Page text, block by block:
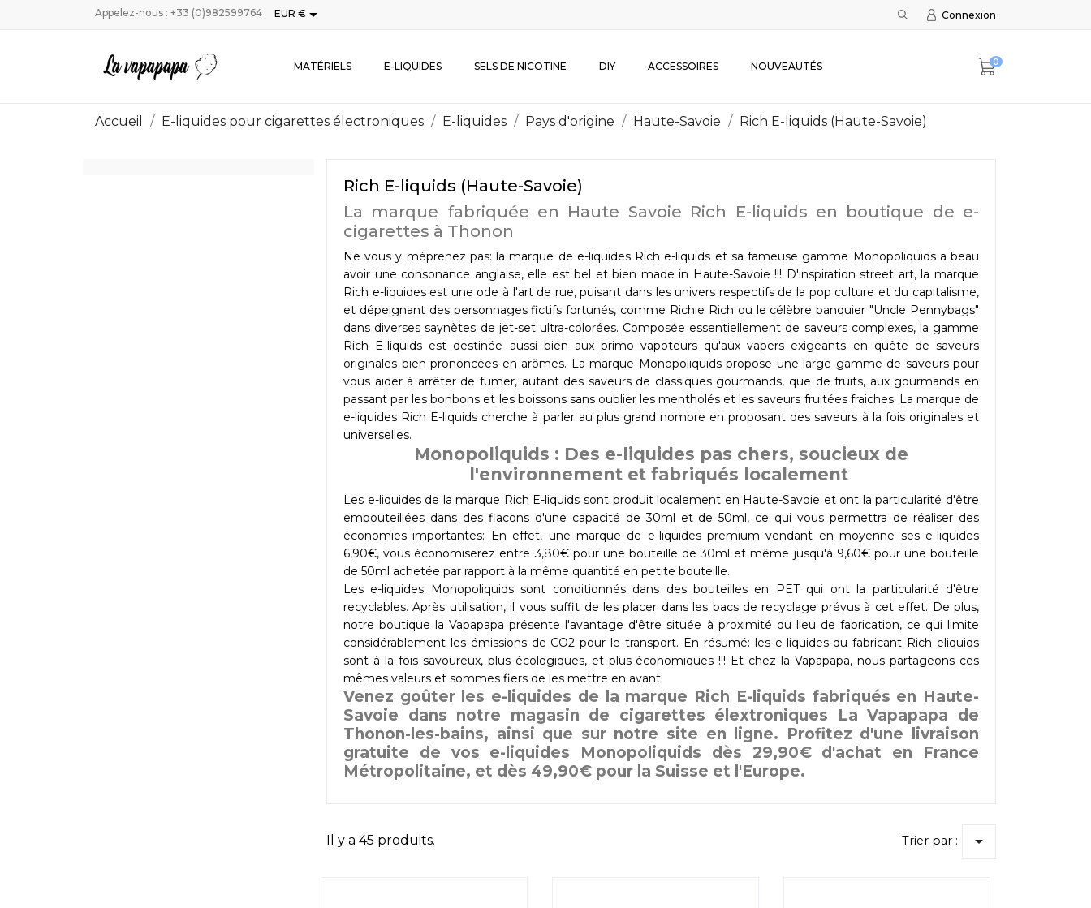
Appelez-nous : +33 (0)982599764 EUR € Connexion
MATÉRIELS E-LIQUIDES SELS DE NICOTINE DIY ACCESSOIRES NOUVEAUTÉS 0
Accueil E-liquides pour cigarettes électroniques E-liquides Pays d'origine Haute-Savoie Rich E-liquids (Haute-Savoie)
Rich E-liquids (Haute-Savoie)
La marque fabriquée en Haute Savoie Rich E-liquids en boutique de e-
cigarettes à Thonon
Ne vous y méprenez pas: la marque de e-liquides Rich e-liquids et sa fameuse gamme Monopoliquids a beau
avoir une consonance anglaise, elle est bel et bien made in Haute-Savoie !!! D'inspiration street art, la marque
Rich e-liquides est une ode à l'art de rue, puisant dans les univers respectifs de la pop culture et du capitalisme,
et dépeignant des personnages fictifs fortunés, comme Richie Rich ou le célèbre banquier "Uncle Pennybags"
dans diverses saynètes de jet-set ultra-colorées. Composée essentiellement de saveurs complexes, la gamme
Rich E-liquids est destinée aussi bien aux primo vapoteurs qu'aux vapers exigeants en quête de saveurs
originales bien prononcées en arômes. La marque Monopoliquids propose une large gamme de saveurs pour
vous aider à arrêter de fumer, autant des saveurs de classiques gourmands, que de fruits, aux gourmands en
passant par les bonbons et les boissons sans oublier les mentholés et les saveurs fruitées fraiches. La marque de
e-liquides Rich E-liquids cherche à parler au plus grand nombre en proposant des saveurs à la fois originales et
universelles.
Monopoliquids : Des e-liquides pas chers, soucieux de
l'environnement et fabriqués localement
Les e-liquides de la marque Rich E-liquids sont produit localement en Haute-Savoie et ont la particularité d'être
embouteillées dans des flacons d'une capacité de 30ml et de 50ml, ce qui vous permettra de réaliser des
économies importantes: En effet, une marque de e-liquides premium vendant en moyenne ses e-liquides
6,90€, vous économiserez entre 3,80€ pour une bouteille de 30ml et même jusqu'à 9,60€ pour une bouteille
de 50ml achetée par rapport à la même quantité en petite bouteille.
Les e-liquides Monopoliquids sont conditionnés dans des bouteilles en PET qui ont la particularité d'être
recyclables. Après utilisation, il vous suffit de les placer dans les bacs de recyclage prévus à cet effet. De plus,
notre boutique la Vapapapa présente l'avantage d'être située à proximité du lieu de fabrication, ce qui limite
considérablement les émissions de CO2 pour le transport. En résumé: les e-liquides du fabricant Rich eliquids
sont à la fois savoureux, plus écologiques, et plus économiques !!! Et chez la Vapapapa, nous partageons ces
mêmes valeurs et sommes fiers de les mettre en avant.
Venez goûter les e-liquides de la marque Rich E-liquids fabriqués en Haute-
Savoie dans notre magasin de cigarettes élextroniques La Vapapapa de
Thonon-les-bains, ainsi que sur notre site en ligne. Profitez d'une livraison
gratuite de vos e-liquides Monopoliquids dès 29,90€ d'achat en France
Métropolitaine, et dès 49,90€ pour la Suisse et l'Europe.
Il y a 45 produits. Trier par : 